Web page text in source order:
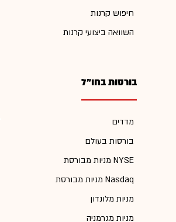
חיפוש קרנות
השוואה ביצועי קרנות
בורסות בחו"ל
מדדים
בורסות בעולם
מניות מבורסת NYSE
מניות מבורסת Nasdaq
מניות מלונדון
מניות מגרמניה